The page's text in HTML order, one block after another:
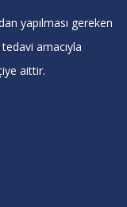
yapılması gereken
amacıyla
aittir.